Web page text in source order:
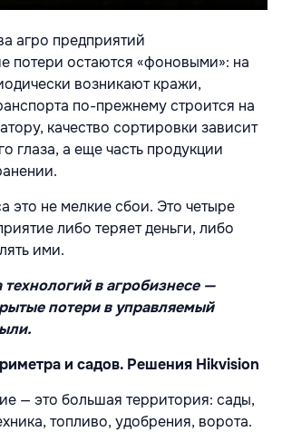
агро предприятий
потери остаются «фоновыми»: на
возникают кражи,
по-прежнему строится на
качество сортировки зависит
глаза, а еще часть продукции
это не мелкие сбои. Это четыре
либо теряет деньги, либо
ими.
технологий в агробизнесе —
потери в управляемый
и садов. Решения Hikvision
— это большая территория: сады,
топливо, удобрения, ворота.